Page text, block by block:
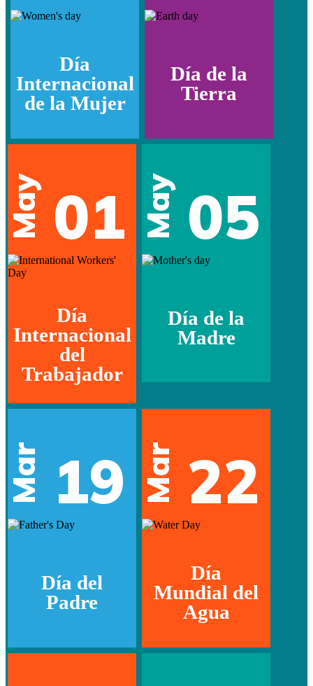
Día
Internacional
de la Mujer
Día de la
Tierra
May 01
Día
Internacional
del
Trabajador
May 05
Día de la
Madre
Mar 19
Día del
Padre
Mar 22
Día
Mundial del
Agua